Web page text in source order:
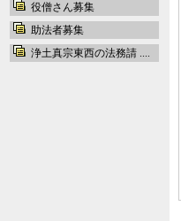
役僧さん募集
助法者募集
浄土真宗東西の法務請 ....